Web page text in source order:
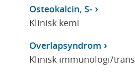
Osteokalcin, S-
Klinisk kemi
Overlapsyndrom
Klinisk immunologi/